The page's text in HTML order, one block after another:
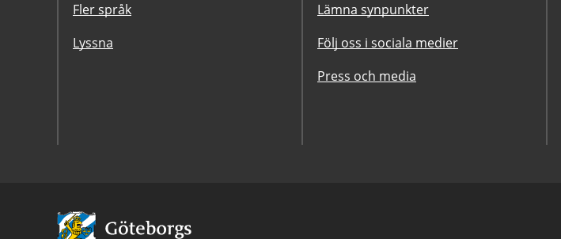
Fler språk
Lyssna
Lämna synpunkter
Följ oss i sociala medier
Press och media
Avsändare: